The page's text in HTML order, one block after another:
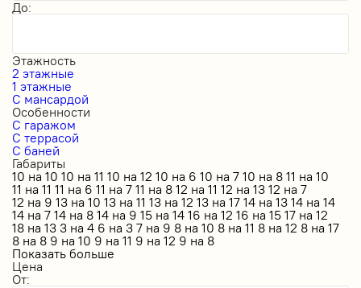
До:
Этажность
2 этажные
1 этажные
С мансардой
Особенности
С гаражом
С террасой
С баней
Габариты
10 на 10 10 на 11 10 на 12 10 на 6 10 на 7 10 на 8 11 на 10
11 на 11 11 на 6 11 на 7 11 на 8 12 на 11 12 на 13 12 на 7
12 на 9 13 на 10 13 на 11 13 на 12 13 на 17 14 на 13 14 на 14
14 на 7 14 на 8 14 на 9 15 на 14 16 на 12 16 на 15 17 на 12
18 на 13 3 на 4 6 на 3 7 на 9 8 на 10 8 на 11 8 на 12 8 на 17
8 на 8 9 на 10 9 на 11 9 на 12 9 на 8
Показать больше
Цена
От: